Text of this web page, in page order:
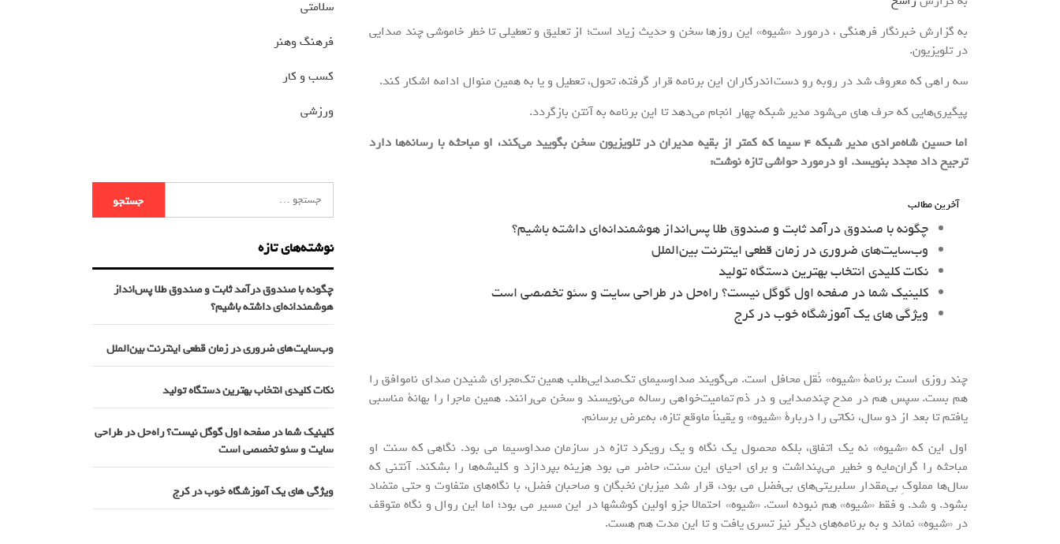
به گزارش خبرنگار فرهنگی ، درمورد «شیوه» این روزها سخن و حدیث زیاد است؛ از تعلیق و تعطیلی تا خطر خاموشی چند صدایی
در تلویزیون.
سه راهی که معروف شد در روبه رو دست‌اندرکاران این برنامه قرار گرفته، تحول، تعطیل و یا به همین منوال ادامه اشکار کند.
پیگیری‌هایی که حرف های می‌شود مدیر شبکه چهار انجام می‌دهد تا این برنامه به آنتن بازگردد.
اما حسین شاه‌مرادی مدیر شبکه 4 سیما که کمتر از بقیه مدیران در تلویزیون سخن بگویید می‌کند، او مباحثه با رسانه‌ها دارد
ترجیح داد مجدد بنویسد. او درمورد حواشی تازه نوشت:
آخرین مطالب
چگونه با صندوق درآمد ثابت و صندوق طلا پس‌انداز هوشمندانه‌ای داشته باشیم؟
وب‌سایت‌های ضروری در زمان قطعی اینترنت بین‌الملل
نکات کلیدی انتخاب بهترین دستگاه تولید
کلینیک شما در صفحه اول گوگل نیست؟ راه‌حل در طراحی سایت و سئو تخصصی است
ویژگی های یک آموزشگاه خوب در کرج
چند روزی است برنامۀ «شیوه» نُقل محافل است. می‌گویند صداوسیمای تک‌صدایی‌طلب همین تک‌مجرای شنیدن صدای ناموافق را
هم بست. سپس هم در مدح چندصدایی و در ذم تمامیت‌خواهی رساله می‌نویسند و سخن می‌رانند. همین ماجرا را بهانۀ مناسبی
یافتم تا بعد از دو سال، نکاتی را دربارۀ «شیوه» و یقیناً ماوقع تازه، به‌عرض برسانم.
اول این که «شیوه» نه یک اتفاق، بلکه محصول یک نگاه و یک رویکرد تازه در سازمان صداوسیما می بود. نگاهی که سنت او
مباحثه را گران‌مایه و خطیر می‌پنداشت و برای احیای این سنت، حاضر می بود هزینه بپردازد و کلیشه‌ها را بشکند. آنتنی که
سال‌ها مملوکِ بی‌مقدار سلبریتی‌های بی‌فضل می بود، قرار شد میزبان نخبگان و صاحبان فضل، با نگاه‌های متفاوت و حتی متضاد
بشود. و شد. و فقط «شیوه» هم نبوده است. «شیوه» احتمالا جزو اولین کوششها در این مسیر می بود؛ اما این روال و نگاه متوقف
در «شیوه» نماند و به برنامه‌های دیگر نیز تسری یافت و تا این مدت هم هست.
سلامتی
فرهنگ وهنر
کسب و کار
ورزشی
نوشته‌های تازه
چگونه با صندوق درآمد ثابت و صندوق طلا پس‌انداز
هوشمندانه‌ای داشته باشیم؟
وب‌سایت‌های ضروری در زمان قطعی اینترنت بین‌الملل
نکات کلیدی انتخاب بهترین دستگاه تولید
کلینیک شما در صفحه اول گوگل نیست؟ راه‌حل در طراحی
سایت و سئو تخصصی است
ویژگی های یک آموزشگاه خوب در کرج